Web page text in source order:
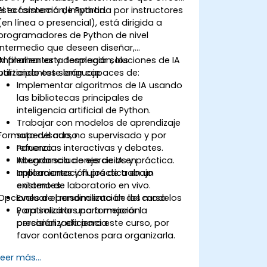
ecosistema de Python.
formación, impartida por instructores
línea o presencial), está dirigida a
de Python de nivel
que deseen diseñar,
y desplegar soluciones de IA
este lenguaje.
finalizar esta formación, los
serán capaces de:
Implementar algoritmos de IA usando
las bibliotecas principales de
inteligencia artificial de Python.
Trabajar con modelos de aprendizaje
supervisado, no supervisado y por
refuerzo.
Integrar soluciones de IA en
aplicaciones y flujos de trabajo
existentes.
Evaluar el rendimiento de los modelos
y optimizarlos para mejorar la
precisión y eficiencia.
del curso
Ponencias interactivas y debates.
Abundancia de ejercicios y práctica.
Implementación práctica en un
entorno de laboratorio en vivo.
de personalización del curso
Para solicitar una formación
personalizada para este curso, por
favor contáctenos para organizarla.
más...